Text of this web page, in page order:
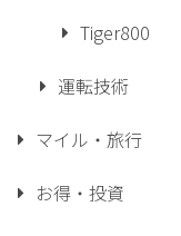
Tiger800
運転技術
マイル・旅行
お得・投資